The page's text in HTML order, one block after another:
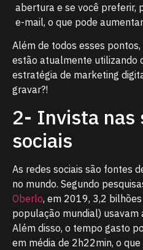
abertura e se você preferir,
e-mail, o que pode
Além de todos esses
estão atualmente utilizando
estratégia de marketing
gravar?!
2- Invista nas
sociais
As redes sociais são fontes
no mundo. Segundo
Oberlo, em 2019, 3,2
população mundial) usavam
Além disso, o tempo gasto
em média de 2h22min, o